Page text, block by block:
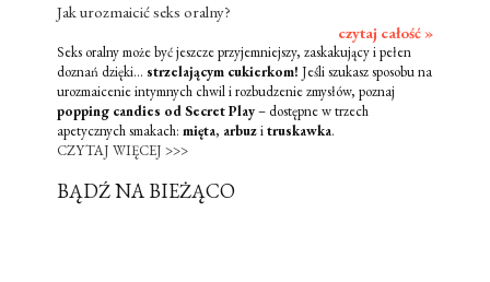
Jak urozmaicić seks oralny?
czytaj całość »
Seks oralny może być jeszcze przyjemniejszy, zaskakujący i pełen
doznań dzięki... strzelającym cukierkom! Jeśli szukasz sposobu na
urozmaicenie intymnych chwil i rozbudzenie zmysłów, poznaj
popping candies od Secret Play– dostępne w trzech
apetycznych smakach: mięta, arbuzitruskawka.
CZYTAJ WIĘCEJ >>>
BĄDŹ NA BIEŻĄCO